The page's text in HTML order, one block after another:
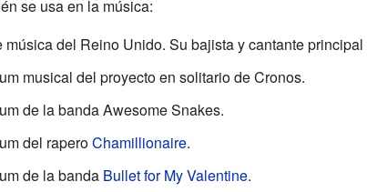
se usa en la música:
música del Reino Unido. Su bajista y cantante principal
musical del proyecto en solitario de Cronos.
de la banda Awesome Snakes.
del raperoChamillionaire.
de la banda Bullet for My Valentine.